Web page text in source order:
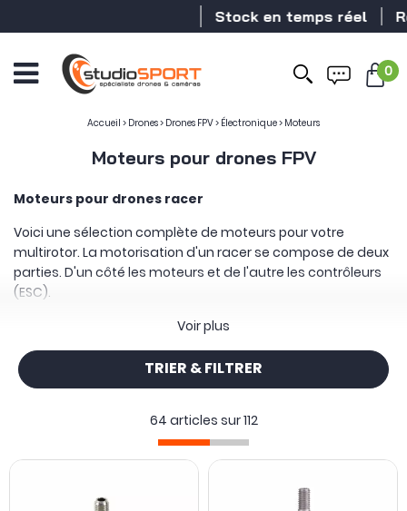
Stock en temps réel
0
Accueil > Drones> Drones FPV> Électronique> Moteurs
Moteurs pour drones FPV
Moteurs pour drones racer
Voici une sélection complète de moteurs pour votre
multirotor. La motorisation d'un racer se compose de deux
parties. D'un côté les moteurs et de l'autre les contrôleurs
(ESC).
Les moteurs et ESC disposent de caractéristiques
techniques assez complexes. Pour vous accompagner,
studioSPORT vous propose un lexique récapitulatif :
Kv
: Les ESC disposent d'un nombre de Volt
maximal. Cela permettra de sélectionner la batterie
optimale (2S=7.4V, 3S= 11.1V, 4S=14.8V, 6S=22.2V)
être supérieur à l'ampérage de votre moteur.
Voir plus
TRIER & FILTRER
64 articles sur112